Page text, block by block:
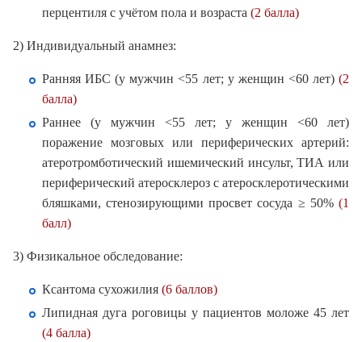
перцентиля с учётом пола и возраста (2 балла)
2) Индивидуальный анамнез:
Ранняя ИБС (у мужчин <55 лет; у женщин <60 лет) (2
балла)
Раннее (у мужчин <55 лет; у женщин <60 лет)
поражение мозговых или периферических артерий:
атеротромботический ишемический инсульт, ТИА или
периферический атеросклероз с атеросклеротическими
бляшками, стенозирующими просвет сосуда ≥ 50% (1
балл)
3) Физикальное обследование:
Ксантома сухожилия (6 баллов)
Липидная дуга роговицы у пациентов моложе 45 лет
(4 балла)